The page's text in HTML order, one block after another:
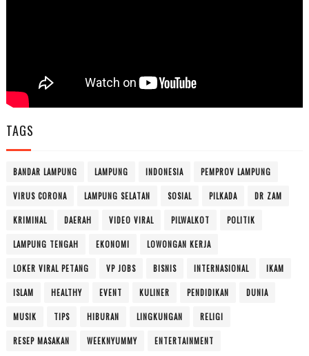
TAGS
BANDAR LAMPUNG LAMPUNG INDONESIA PEMPROV LAMPUNG
VIRUS CORONA LAMPUNG SELATAN SOSIAL PILKADA DR ZAM
KRIMINAL DAERAH VIDEO VIRAL PILWALKOT POLITIK
LAMPUNG TENGAH EKONOMI LOWONGAN KERJA
LOKER VIRAL PETANG VP JOBS BISNIS INTERNASIONAL IKAM
ISLAM HEALTHY EVENT KULINER PENDIDIKAN DUNIA
MUSIK TIPS HIBURAN LINGKUNGAN RELIGI
RESEP MASAKAN WEEKNYUMMY ENTERTAINMENT